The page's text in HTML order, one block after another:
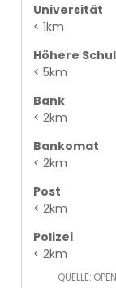
Universität
< 1km
Höhere
< 5km
Bank
< 2km
Bankomat
< 2km
Post
< 2km
Polizei
< 2km
QUELLE: